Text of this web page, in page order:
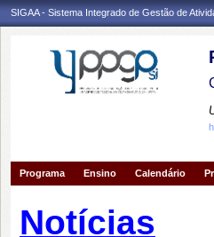
SIGAA - Sistema Integrado de Gestão de
Programa Ensino Calendário
Notícias